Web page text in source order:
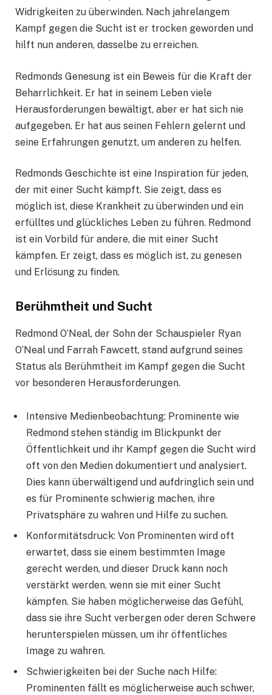
Widrigkeiten zu überwinden. Nach jahrelangem
Kampf gegen die Sucht ist er trocken geworden und
hilft nun anderen, dasselbe zu erreichen.
Redmonds Genesung ist ein Beweis für die Kraft der
Beharrlichkeit. Er hat in seinem Leben viele
Herausforderungen bewältigt, aber er hat sich nie
aufgegeben. Er hat aus seinen Fehlern gelernt und
seine Erfahrungen genutzt, um anderen zu helfen.
Redmonds Geschichte ist eine Inspiration für jeden,
der mit einer Sucht kämpft. Sie zeigt, dass es
möglich ist, diese Krankheit zu überwinden und ein
erfülltes und glückliches Leben zu führen. Redmond
ist ein Vorbild für andere, die mit einer Sucht
kämpfen. Er zeigt, dass es möglich ist, zu genesen
und Erlösung zu finden.
Berühmtheit und Sucht
Redmond O’Neal, der Sohn der Schauspieler Ryan
O’Neal und Farrah Fawcett, stand aufgrund seines
Status als Berühmtheit im Kampf gegen die Sucht
vor besonderen Herausforderungen.
Intensive Medienbeobachtung: Prominente wie
Redmond stehen ständig im Blickpunkt der
Öffentlichkeit und ihr Kampf gegen die Sucht wird
oft von den Medien dokumentiert und analysiert.
Dies kann überwältigend und aufdringlich sein und
es für Prominente schwierig machen, ihre
Privatsphäre zu wahren und Hilfe zu suchen.
Konformitätsdruck: Von Prominenten wird oft
erwartet, dass sie einem bestimmten Image
gerecht werden, und dieser Druck kann noch
verstärkt werden, wenn sie mit einer Sucht
kämpfen. Sie haben möglicherweise das Gefühl,
dass sie ihre Sucht verbergen oder deren Schwere
herunterspielen müssen, um ihr öffentliches
Image zu wahren.
Schwierigkeiten bei der Suche nach Hilfe:
Prominenten fällt es möglicherweise auch schwer,